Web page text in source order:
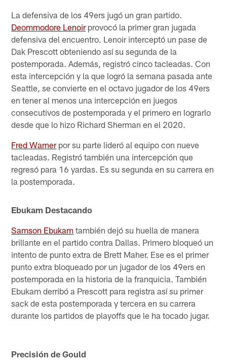
La defensiva de los 49ers jugó un gran partido.
Deommodore Lenoirprovocó la primer gran jugada
defensiva del encuentro. Lenoir interceptó un pase de
Dak Prescott obteniendo así su segunda de la
postemporada. Además, registró cinco tacleadas. Con
esta intercepción y la que logró la semana pasada ante
Seattle, se convierte en el octavo jugador de los 49ers
en tener al menos una intercepción en juegos
consecutivos de postemporada y el primero en lograrlo
desde que lo hizo Richard Sherman en el 2020.
Fred Warnerpor su parte lideró al equipo con nueve
tacleadas. Registró también una intercepción que
regresó para 16 yardas. Es su segunda en su carrera en
la postemporada.
Ebukam Destacando
Samson Ebukam también dejó su huella de manera
brillante en el partido contra Dallas. Primero bloqueó un
intento de punto extra de Brett Maher. Ese es el primer
punto extra bloqueado por un jugador de los 49ers en
postemporada en la historia de la franquicia. También
Ebukam derribó a Prescott para registra así su primer
sack de esta postemporada y tercera en su carrera
durante los partidos de playoffs que le ha tocado jugar.
Precisión de Gould